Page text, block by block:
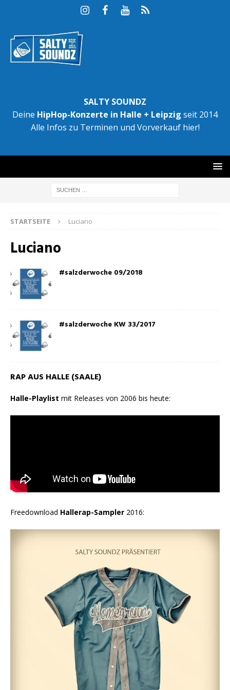
SALTY SOUNDZ
Deine HipHop-Konzerte in Halle + Leipzig seit 2014
Alle Infos zu Terminen und Vorverkauf hier!
STARTSEITE Luciano
Luciano
#salzderwoche 09/2018
#salzderwoche KW 33/2017
RAP AUS HALLE (SAALE)
Halle-Playlist mit Releases von 2006 bis heute:
Freedownload Hallerap-Sampler 2016: